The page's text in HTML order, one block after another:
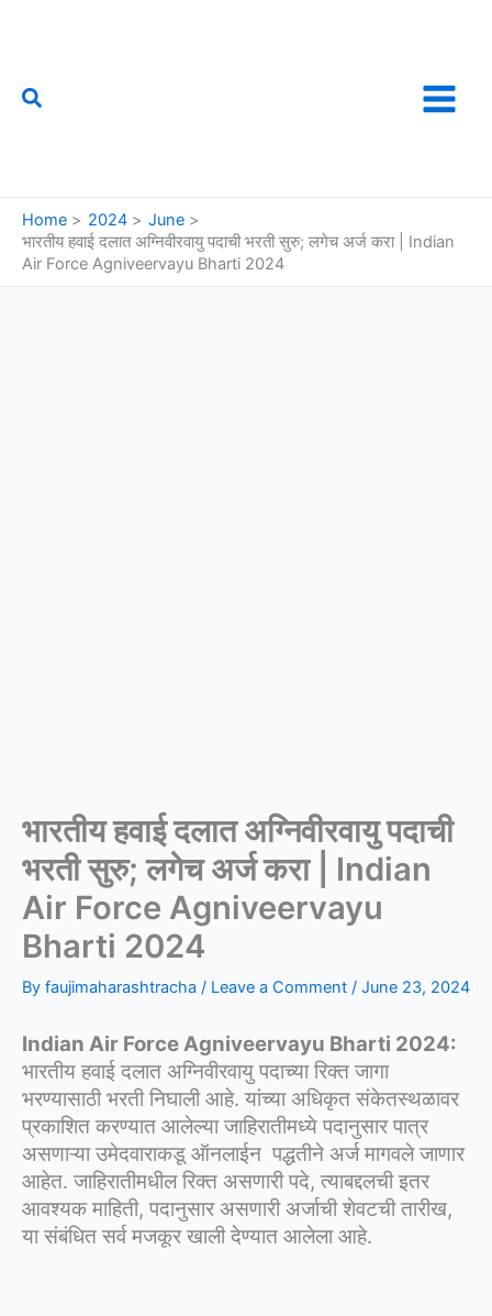
Search
Home 2024
June
भारतीय हवाई दलात अग्निवीरवायु पदाची भरती सुरु; लगेच अर्ज करा | Indian
Air Force Agniveervayu Bharti 2024
भारतीय हवाई दलात अग्निवीरवायु पदाची
भरती सुरु; लगेच अर्ज करा | Indian
Air Force Agniveervayu
Bharti 2024
By faujimaharashtracha / Leave a Comment / June 23, 2024
Indian Air Force Agniveervayu Bharti 2024:
भारतीय हवाई दलात अग्निवीरवायु पदाच्या रिक्त जागा
भरण्यासाठी भरती निघाली आहे. यांच्या अधिकृत संकेतस्थळावर
प्रकाशित करण्यात आलेल्या जाहिरातीमध्ये पदानुसार पात्र
असणाऱ्या उमेदवाराकडू ऑनलाईन पद्धतीने अर्ज मागवले जाणार
आहेत. जाहिरातीमधील रिक्त असणारी पदे, त्याबद्दलची इतर
आवश्यक माहिती, पदानुसार असणारी अर्जाची शेवटची तारीख,
या संबंधित सर्व मजकूर खाली देण्यात आलेला आहे.